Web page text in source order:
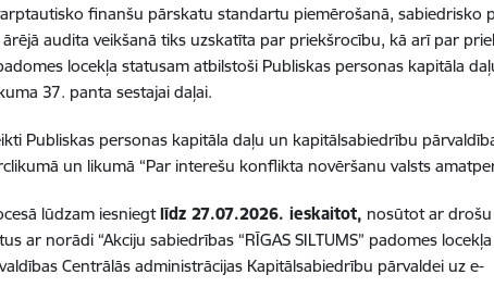
finanšu pārskatu standartu piemērošanā, sabiedrisko
audita veikšanā tiks uzskatīta par priekšrocību, kā arī par
locekļa statusam atbilstoši Publiskas personas kapitāla
37. panta sestajai daļai.
Publiskas personas kapitāla daļu un kapitālsabiedrību
un likumā “Par interešu konflikta novēršanu valsts
lūdzam iesniegtlīdz 27.07.2026. ieskaitot, nosūtot ar
ar norādi “Akciju sabiedrības “RĪGAS SILTUMS” padomes
Centrālās administrācijas Kapitālsabiedrību pārvaldei uz e-